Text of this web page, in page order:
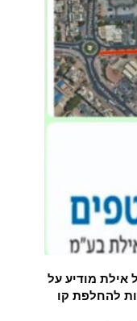
אילת מודיע על
להחלפת קו